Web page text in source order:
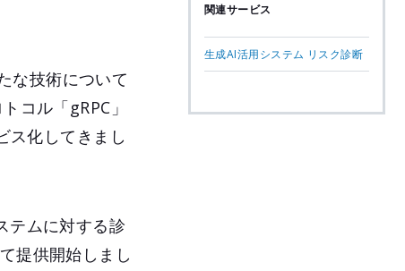
な技術について
コル「gRPC」
ス化してきまし
テムに対する診
提供開始しまし
関連サービス
生成AI活用システム リスク診断